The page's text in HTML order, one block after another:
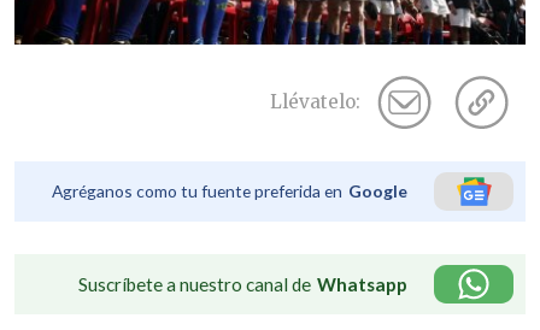
Llévatelo:
Agréganos como tu fuente preferida en Google
Suscríbete a nuestro canal de Whatsapp